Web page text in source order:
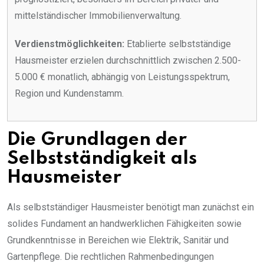
mittelständischer Immobilienverwaltung.
Verdienstmöglichkeiten: Etablierte selbstständige
Hausmeister erzielen durchschnittlich zwischen 2.500-
5.000 € monatlich, abhängig von Leistungsspektrum,
Region und Kundenstamm.
Die Grundlagen der
Selbstständigkeit als
Hausmeister
Als selbstständiger Hausmeister benötigt man zunächst ein
solides Fundament an handwerklichen Fähigkeiten sowie
Grundkenntnisse in Bereichen wie Elektrik, Sanitär und
Gartenpflege. Die rechtlichen Rahmenbedingungen